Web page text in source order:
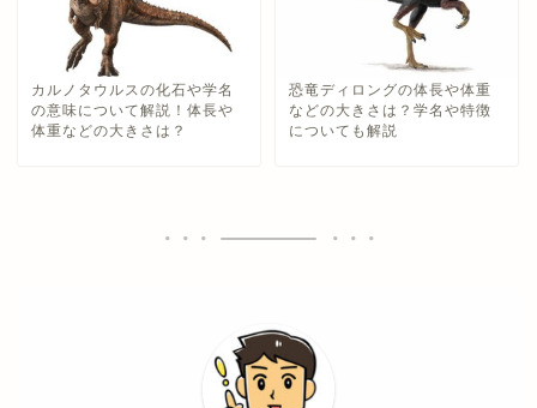
カルノタウルスの化石や学名
の意味について解説！体長や
体重などの大きさは？
恐竜ディロングの体長や体重
などの大きさは？学名や特徴
についても解説